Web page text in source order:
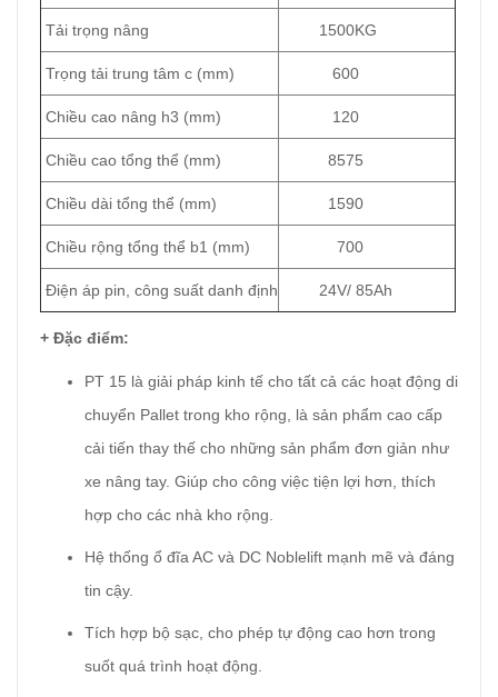
Tải trọng nâng 1500KG
Trọng tải trung tâm c (mm) 600
Chiều cao nâng h3 (mm) 120
Chiều cao tổng thể (mm) 8575
Chiều dài tổng thể (mm) 1590
Chiều rộng tổng thể b1 (mm) 700
Điện áp pin, công suất danh định 24V/ 85Ah
+ Đặc điểm:
PT 15 là giải pháp kinh tế cho tất cả các hoạt động di
chuyển Pallet trong kho rộng, là sản phẩm cao cấp
cải tiến thay thế cho những sản phẩm đơn giản như
xe nâng tay. Giúp cho công việc tiện lợi hơn, thích
hợp cho các nhà kho rộng.
Hệ thống ổ đĩa AC và DC Noblelift mạnh mẽ và đáng
tin cậy.
Tích hợp bộ sạc, cho phép tự động cao hơn trong
suốt quá trình hoạt động.